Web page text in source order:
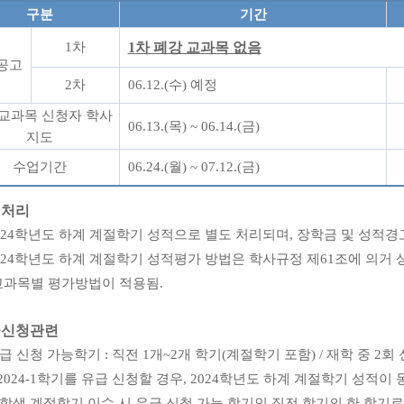
구분 기간
고
1차 1차 폐강 교과목 없음
2차 06.12.(수) 예정
과목 신청자 학사
지도
06.13.(목) ~ 06.14.(금)
수업기간 06.24.(월) ~ 07.12.(금)
리
학년도 하계 계절학기 성적으로 별도 처리되며 , 장학금 및 성적경
학년도 하계 계절학기 성적평가 방법은 학사규정 제 61조에 의거
과목별 평가방법이 적용됨.
청관련
신청 가능학기 : 직전 1개~2개 학기 (계절학기 포함) / 재학 중 2회
1학기를 유급 신청할 경우, 2024학년도 하계 계절학기 성적이